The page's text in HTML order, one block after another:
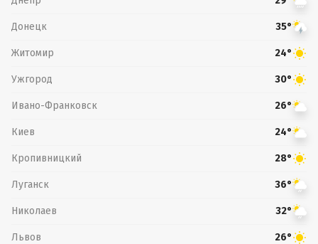
Донецк 35°
Житомир 24°
Ужгород 30°
Ивано-Франковск 26°
Киев 24°
Кропивницкий 28°
Луганск 36°
Николаев 32°
Львов 26°